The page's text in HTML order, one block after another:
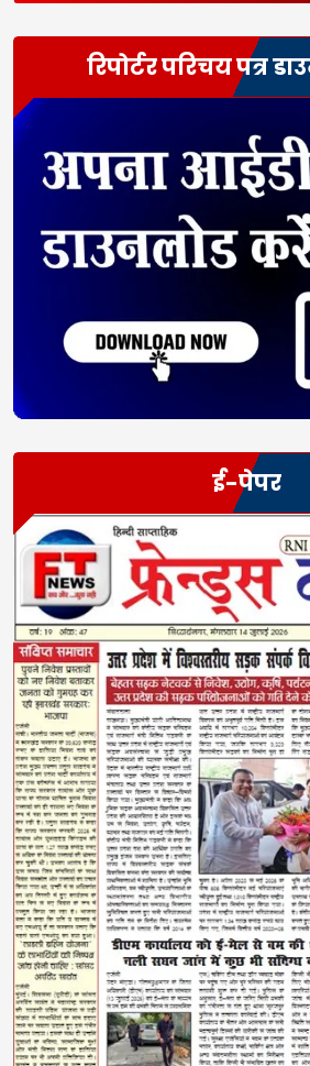
रिपोर्टर परिचय पत्र
ई-पेपर